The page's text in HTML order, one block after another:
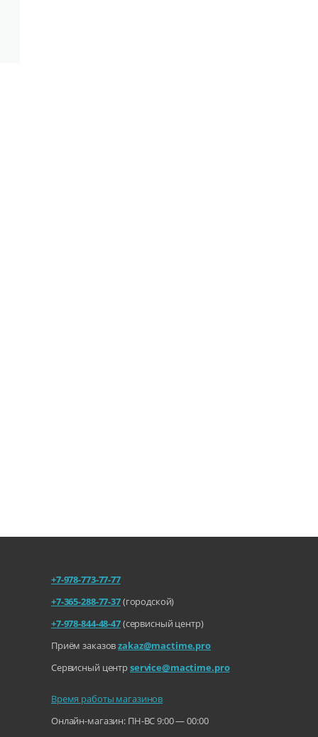
+7-978-773-77-77
+7-365-288-77-37(городской)
+7-978-844-48-47(сервисный центр)
Приём заказовzakaz@mactime.pro
Сервисный центрservice@mactime.pro
Время работы магазинов
Онлайн-магазин: ПН-ВС 9:00 — 00:00